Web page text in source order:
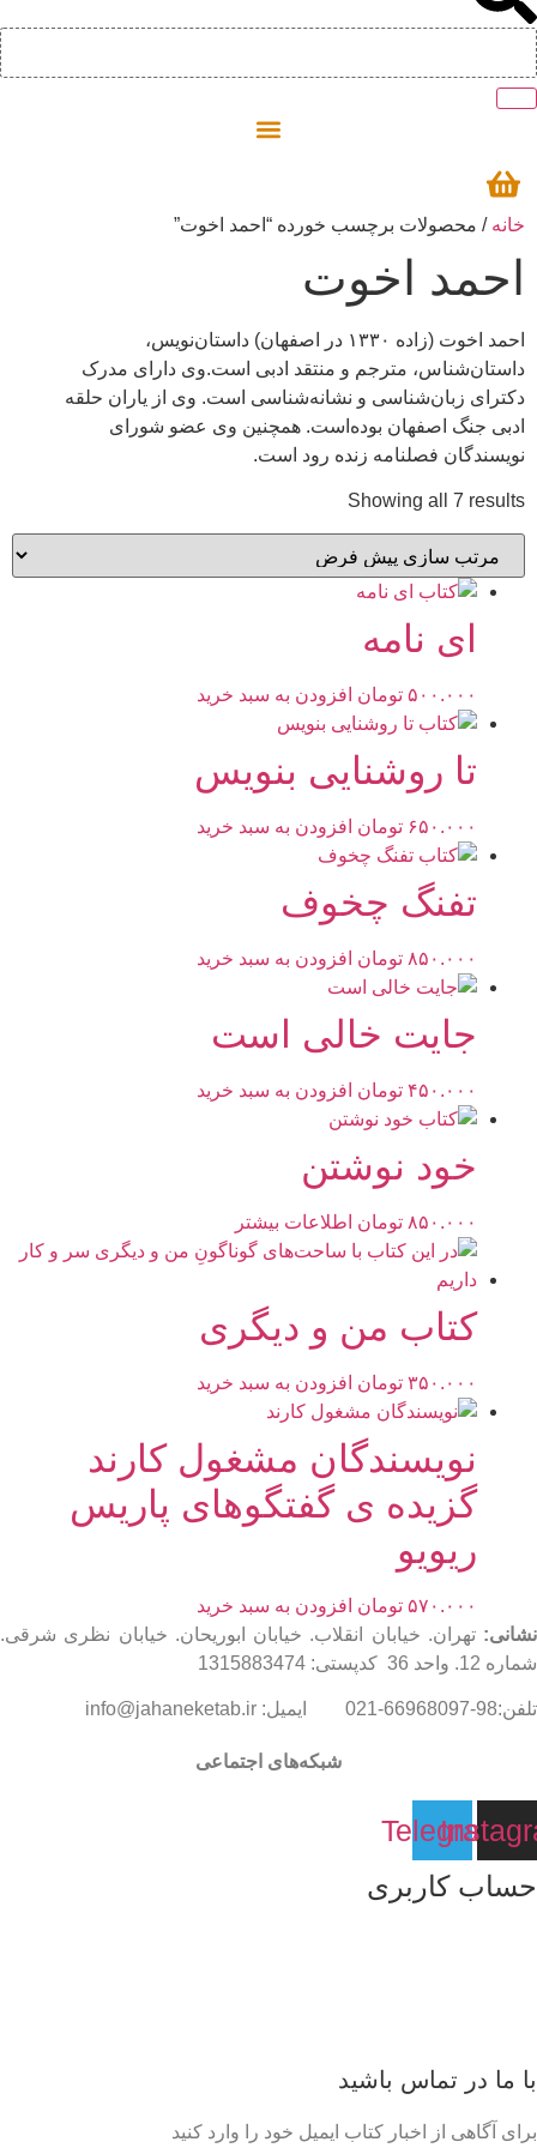
/ محصولات برچسب خورده “احمد اخوت”
اخوت
احمد اخوت (زاده ۱۳۳۰ در اصفهان) داستان‌نویس،
مترجم و منتقد ادبی است.وی دارای مدرک
زبان‌شناسی و نشانه‌شناسی است. وی از یاران حلقه
جنگ اصفهان بوده‌است. همچنین وی عضو شورای
فصلنامه زنده رود است.
Showing all 7
ای نامه
۵۰۰.۰۰۰ تومان افزودن به سبد خرید
تا روشنایی بنویس
۶۵۰.۰۰۰ تومان افزودن به سبد خرید
تفنگ چخوف
۸۵۰.۰۰۰ تومان افزودن به سبد خرید
جایت خالی است
۴۵۰.۰۰۰ تومان افزودن به سبد خرید
خود نوشتن
۸۵۰.۰۰۰ تومان اطلاعات بیشتر
کتاب من و دیگرى
۳۵۰.۰۰۰ تومان افزودن به سبد خرید
نویسندگان مشغول کارند
گزیده ی گفتگوهای پاریس
ریویو
۵۷۰.۰۰۰ تومان افزودن به سبد خرید
تهران. خیابان انقلاب. خیابان ابوریحان. خیابان نظری شرقی.
شبکه‌های اجتماعی
کاربری
در تماس باشید
از اخبار کتاب ایمیل خود را وارد کنید